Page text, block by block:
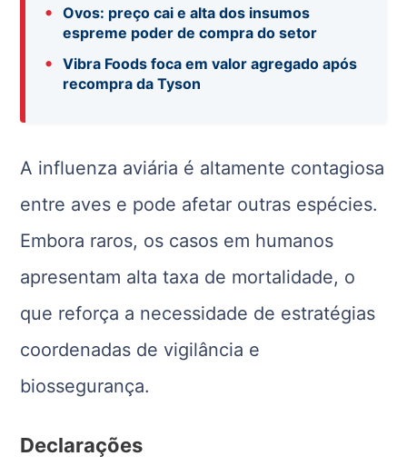
•
Ovos: preço cai e alta dos insumos
espreme poder de compra do setor
•
Vibra Foods foca em valor agregado após
recompra da Tyson
A influenza aviária é altamente contagiosa
entre aves e pode afetar outras espécies.
Embora raros, os casos em humanos
apresentam alta taxa de mortalidade, o
que reforça a necessidade de estratégias
coordenadas de vigilância e
biossegurança.
Declarações